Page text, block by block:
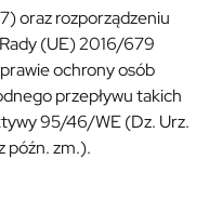
oraz rozporządzeniu
(UE) 2016/679
ochrony osób
przepływu takich
95/46/WE (Dz. Urz.
późn. zm.).